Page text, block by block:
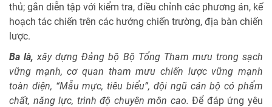
thủ; gắn diễn tập với kiểm tra, điều chỉnh các phương án, kế
hoạch tác chiến trên các hướng chiến trường, địa bàn chiến
lược.
Ba là, xây dựng Đảng bộ Bộ Tổng Tham mưu trong sạch
vững mạnh, cơ quan tham mưu chiến lược vững mạnh
toàn diện, “Mẫu mực, tiêu biểu”, đội ngũ cán bộ có phẩm
chất, năng lực, trình độ chuyên môn cao.Để đáp ứng yêu